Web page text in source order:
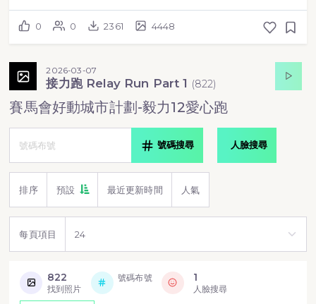
0 0 2361 4448
2026-03-07
接力跑 Relay Run Part 1 (822)
賽馬會好動城市計劃-毅力12愛心跑
號碼搜尋 人臉搜尋
排序 預設 最近更新時間 人氣
每頁項目
822
找到照片
號碼布號 1
人臉搜尋